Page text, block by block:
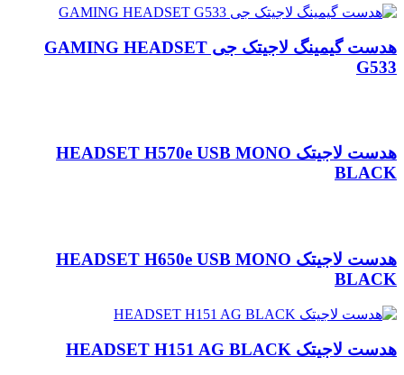
هدست گیمینگ لاجیتک جی GAMING HEADSET
G533
هدست لاجیتک HEADSET H570e USB MONO
BLACK
هدست لاجیتک HEADSET H650e USB MONO
BLACK
هدست لاجیتک HEADSET H151 AG BLACK